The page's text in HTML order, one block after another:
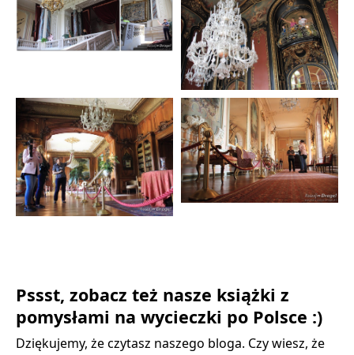
Pssst, zobacz też nasze książki z
pomysłami na wycieczki po Polsce :)
Dziękujemy, że czytasz naszego bloga. Czy wiesz, że